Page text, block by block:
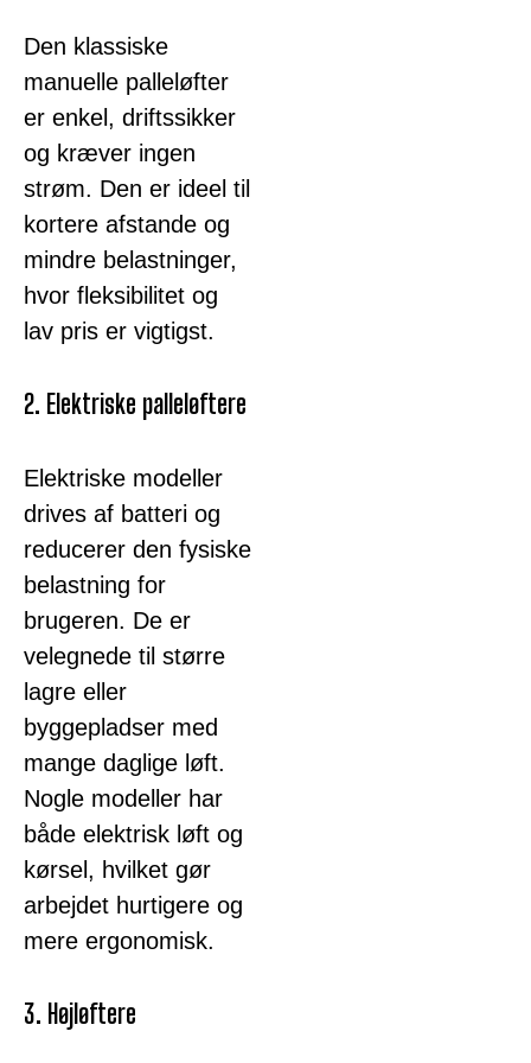
Den klassiske
manuelle palleløfter
er enkel, driftssikker
og kræver ingen
strøm. Den er ideel til
kortere afstande og
mindre belastninger,
hvor fleksibilitet og
lav pris er vigtigst.
2. Elektriske palleløftere
Elektriske modeller
drives af batteri og
reducerer den fysiske
belastning for
brugeren. De er
velegnede til større
lagre eller
byggepladser med
mange daglige løft.
Nogle modeller har
både elektrisk løft og
kørsel, hvilket gør
arbejdet hurtigere og
mere ergonomisk.
3. Højløftere